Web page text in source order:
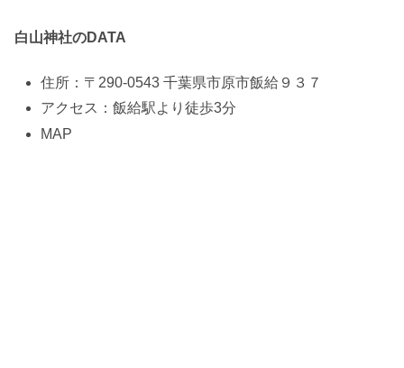
白山神社のDATA
住所：〒290-0543 千葉県市原市飯給９３７
アクセス：飯給駅より徒歩3分
MAP